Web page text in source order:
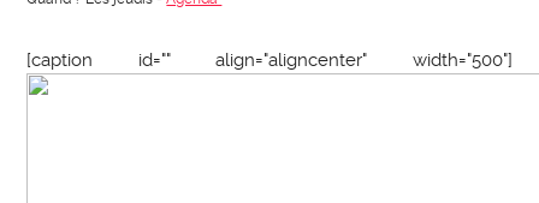
[caption id="" align="aligncenter" width="500"]